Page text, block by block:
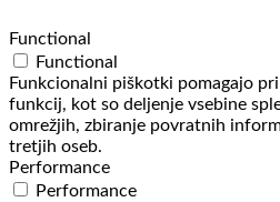
Functional
Functional
Funkcionalni piškotki pomagajo
funkcij, kot so deljenje vsebine
omrežjih, zbiranje povratnih
tretjih oseb.
Performance
Performance